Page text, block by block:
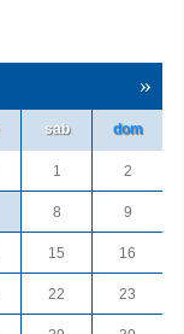
»
sab dom
1 2
8 9
15 16
22 23